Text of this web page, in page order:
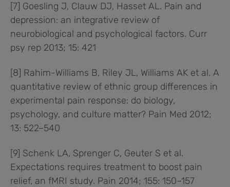
[7] Goesling J, Clauw DJ, Hasset AL. Pain and
depression: an integrative review of
neurobiological and psychological factors. Curr
psy rep 2013; 15: 421
[8] Rahim-Williams B, Riley JL, Williams AK et al. A
quantitative review of ethnic group differences in
experimental pain response: do biology,
psychology, and culture matter? Pain Med 2012;
13: 522–540
[9] Schenk LA, Sprenger C, Geuter S et al.
Expectations requires treatment to boost pain
relief, an fMRI study. Pain 2014; 155: 150–157